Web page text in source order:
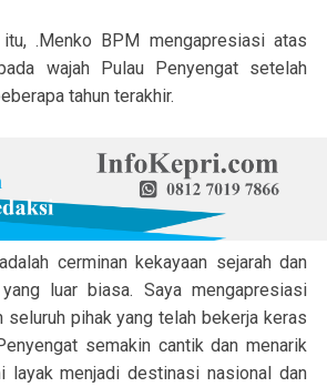
.Menko BPM mengapresiasi atas
wajah Pulau Penyengat setelah
tahun terakhir.
cerminan kekayaan sejarah dan
luar biasa. Saya mengapresiasi
seluruh pihak yang telah bekerja keras
semakin cantik dan menarik
layak menjadi destinasi nasional dan